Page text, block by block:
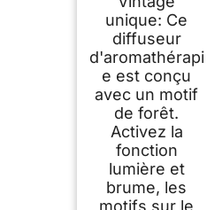
avec 7-Couleurs
Changeantes,
Minuterie et Arrêt
Automatique pour
Chambre Salon Spa
Yoga Massage -
150ML Arbre
unique: Ce
diffuseur
d'aromathérapi
e est conçu
avec un motif
de forêt.
Activez la
fonction
lumière et
brume, les
motifs sur le